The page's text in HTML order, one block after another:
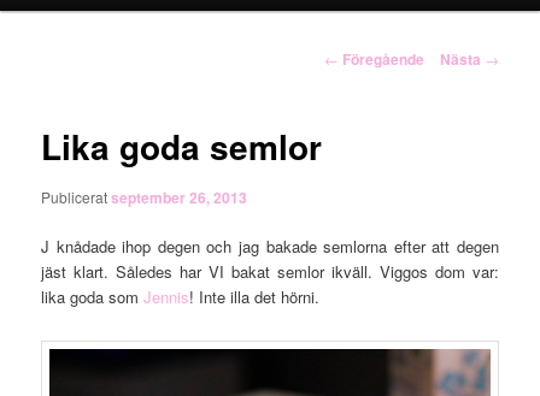
Inläggsnavigering
← Föregående Nästa →
Lika goda semlor
Publiceratseptember 26, 2013
J knådade ihop degen och jag bakade semlorna efter att degen
jäst klart. Således har VI bakat semlor ikväll. Viggos dom var:
lika goda somJennis! Inte illa det hörni.